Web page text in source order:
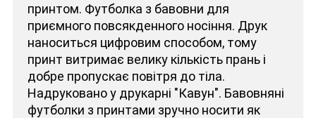
принтом. Футболка з бавовни для
приємного повсякденного носіння. Друк
наноситься цифровим способом, тому
принт витримає велику кількість прань і
добре пропускає повітря до тіла.
Надруковано у друкарні "Кавун". Бавовняні
футболки з принтами зручно носити як